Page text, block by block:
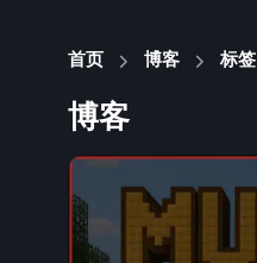
首页 博客 标签
博客